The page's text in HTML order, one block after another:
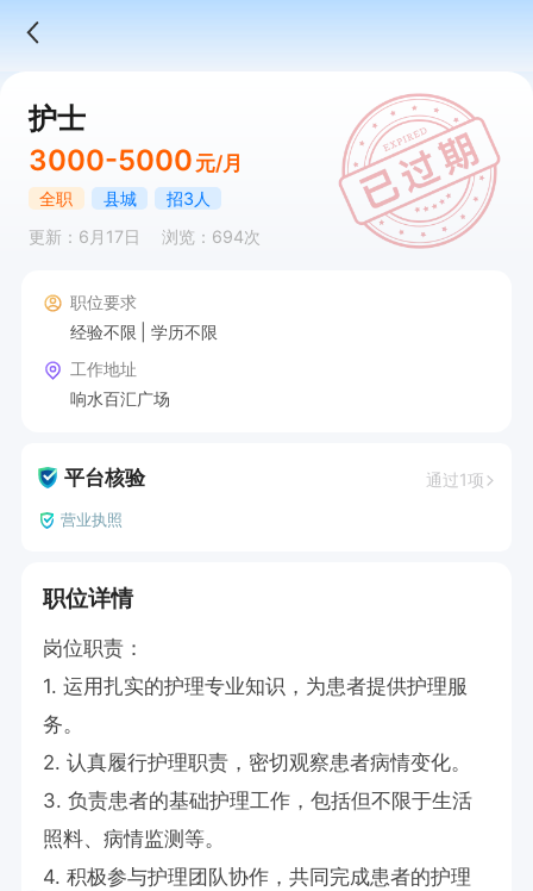
护士
3000-5000 元/月
全职 县城
招3人
更新：6月17日
浏览：694次
职位要求
经验不限
学历不限
工作地址
响水百汇广场
平台核验 通过1项
营业执照
职位详情
岗位职责：
1. 运用扎实的护理专业知识，为患者提供护理服
务。
2. 认真履行护理职责，密切观察患者病情变化。
3. 负责患者的基础护理工作，包括但不限于生活
照料、病情监测等。
4. 积极参与护理团队协作，共同完成患者的护理